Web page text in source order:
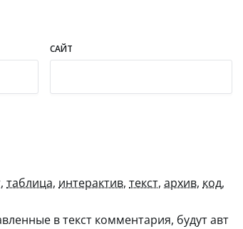
САЙТ
, таблица, интерактив, текст, архив, код,
в текст комментария, будут авт